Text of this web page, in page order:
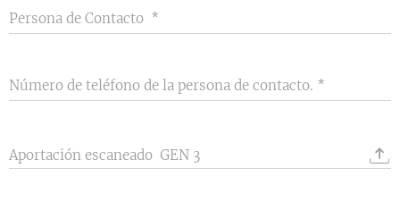
Persona de Contacto
Número de teléfono de la persona de contacto.
Aportación escaneado GEN 3